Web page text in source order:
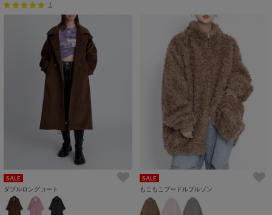
1
SALE
ダブルロングコート
SALE
もこもこプードルブルゾン